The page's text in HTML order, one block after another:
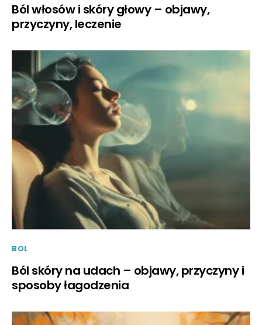
Ból włosów i skóry głowy – objawy,
przyczyny, leczenie
BOL
Ból skóry na udach – objawy, przyczyny i
sposoby łagodzenia